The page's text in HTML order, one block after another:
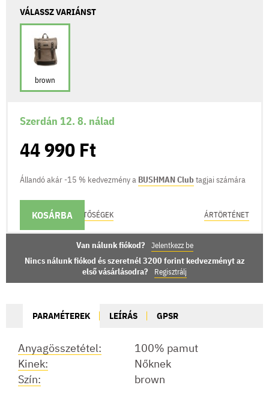
VÁLASSZ VARIÁNST
brown
Szerdán 12. 8. nálad
44 990 Ft
Állandó akár -15 % kedvezmény a BUSHMAN Clubtagjai számára
KOSÁRBA
KÉZBESÍTÉSI LEHETŐSÉGEK ÁRTÖRTÉNET
Van nálunk fiókod? Jelentkezz be
Nincs nálunk fiókod és szeretnél 3200 forint kedvezményt az
első vásárlásodra?
Regisztrálj
PARAMÉTEREK LEÍRÁS GPSR
Anyagösszetétel:
100% pamut
Kinek:
Nőknek
Szín:
brown